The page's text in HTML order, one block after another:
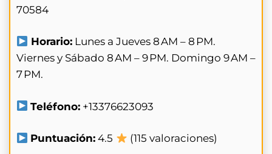
70584
Horario: Lunes a Jueves 8 AM – 8 PM.
Viernes y Sábado 8 AM – 9 PM. Domingo 9 AM –
7 PM.
Teléfono: +13376623093
Puntuación: 4.5 (115 valoraciones)